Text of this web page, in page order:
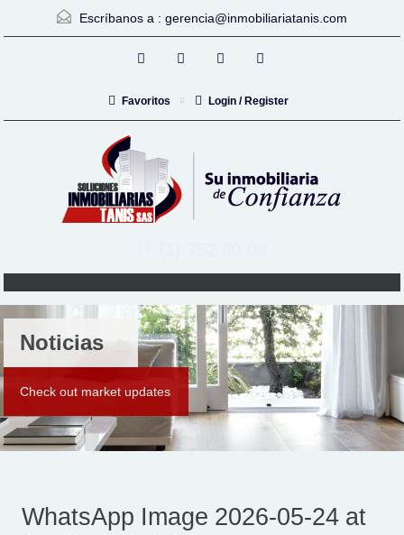
Escríbanos a : gerencia@inmobiliariatanis.com
Favoritos Login / Register
Noticias
Check out market updates
WhatsApp Image 2026-05-24 at